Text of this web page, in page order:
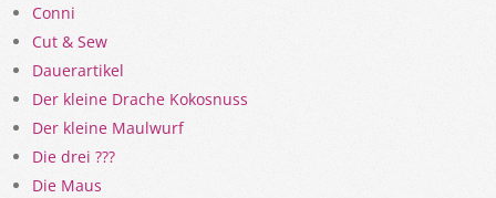
Conni
Cut & Sew
Dauerartikel
Der kleine Drache Kokosnuss
Der kleine Maulwurf
Die drei ???
Die Maus